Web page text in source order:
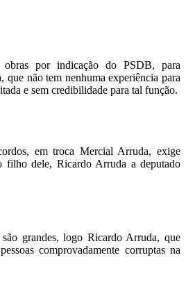
obras por indicação do PSDB, para
não tem nenhuma experiência para
e sem credibilidade para tal função.
em troca Mercial Arruda, exige
filho dele, Ricardo Arruda a deputado
grandes, logo Ricardo Arruda, que
comprovadamente corruptas na